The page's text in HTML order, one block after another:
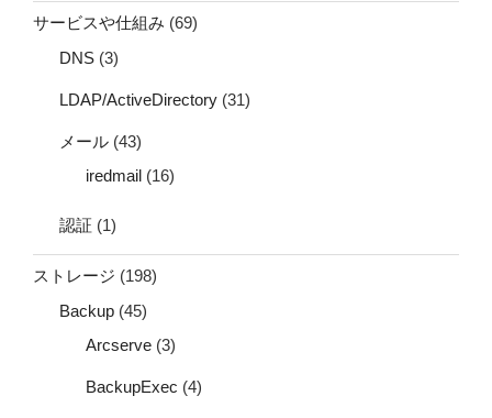
サービスや仕組み (69)
DNS (3)
LDAP/ActiveDirectory (31)
メール (43)
iredmail (16)
認証 (1)
ストレージ (198)
Backup (45)
Arcserve (3)
BackupExec (4)